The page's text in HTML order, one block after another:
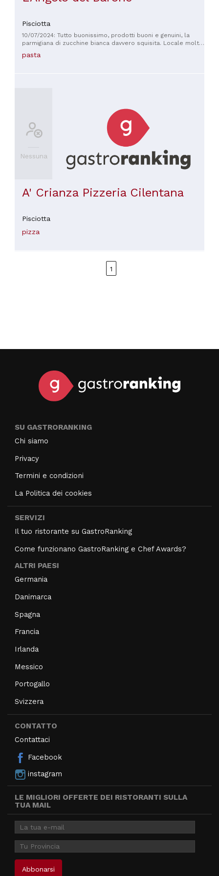
Pisciotta
10/07/2024: Tutto buonissimo, prodotti buoni e genuini, la
parmigiana di zucchine bianca davvero squisita. Locale molto
pasta
Nessuna
A' Crianza Pizzeria Cilentana
Pisciotta
pizza
1
SU GASTRORANKING
Chi siamo
Privacy
Termini e condizioni
La Politica dei cookies
SERVIZI
Il tuo ristorante su GastroRanking
Come funzionano GastroRanking e Chef Awards?
ALTRI PAESI
Germania
Danimarca
Spagna
Francia
Irlanda
Messico
Portogallo
Svizzera
CONTATTO
Contattaci
Facebook
instagram
LE MIGLIORI OFFERTE DEI RISTORANTI SULLA
TUA MAIL